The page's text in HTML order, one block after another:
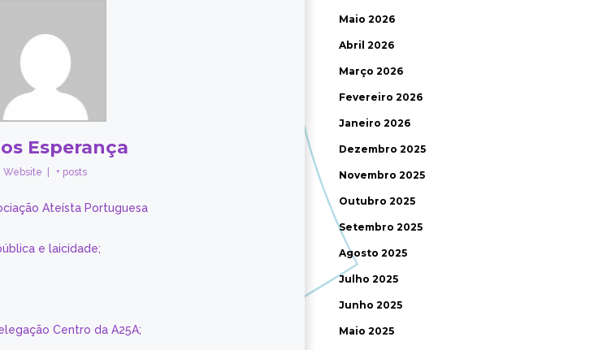
Esperança
Website + posts
Ateísta Portuguesa
e laicidade;
Centro da A25A;
Maio 2026
Abril 2026
Março 2026
Fevereiro 2026
Janeiro 2026
Dezembro 2025
Novembro 2025
Outubro 2025
Setembro 2025
Agosto 2025
Julho 2025
Junho 2025
Maio 2025